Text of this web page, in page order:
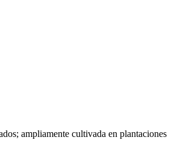
ampliamente cultivada en plantaciones